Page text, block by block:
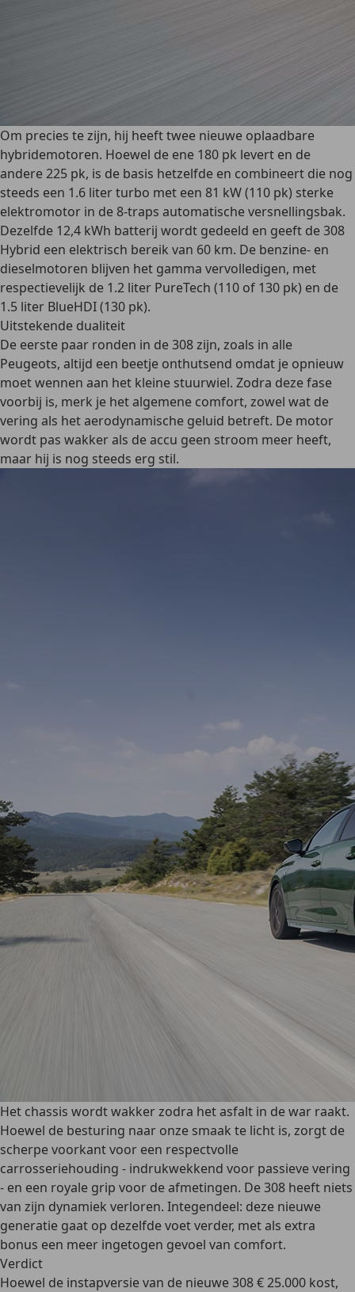
Om precies te zijn, hij heeft twee nieuwe oplaadbare
hybridemotoren. Hoewel de ene 180 pk levert en de
andere 225 pk, is de basis hetzelfde en combineert die nog
steeds een 1.6 liter turbo met een 81 kW (110 pk) sterke
elektromotor in de 8-traps automatische versnellingsbak.
Dezelfde 12,4 kWh batterij wordt gedeeld en geeft de 308
Hybrid een elektrisch bereik van 60 km. De benzine- en
dieselmotoren blijven het gamma vervolledigen, met
respectievelijk de 1.2 liter PureTech (110 of 130 pk) en de
1.5 liter BlueHDI (130 pk).
Uitstekende dualiteit
De eerste paar ronden in de 308 zijn, zoals in alle
Peugeots, altijd een beetje onthutsend omdat je opnieuw
moet wennen aan het kleine stuurwiel. Zodra deze fase
voorbij is, merk je het algemene comfort, zowel wat de
vering als het aerodynamische geluid betreft. De motor
wordt pas wakker als de accu geen stroom meer heeft,
maar hij is nog steeds erg stil.
Het chassis wordt wakker zodra het asfalt in de war raakt.
Hoewel de besturing naar onze smaak te licht is, zorgt de
scherpe voorkant voor een respectvolle
carrosseriehouding - indrukwekkend voor passieve vering
- en een royale grip voor de afmetingen. De 308 heeft niets
van zijn dynamiek verloren. Integendeel: deze nieuwe
generatie gaat op dezelfde voet verder, met als extra
bonus een meer ingetogen gevoel van comfort.
Verdict
Hoewel de instapversie van de nieuwe 308 € 25.000 kost,